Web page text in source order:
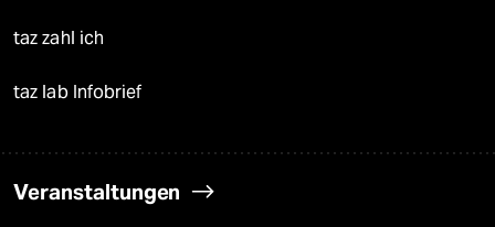
taz zahl ich
taz lab Infobrief
Veranstaltungen